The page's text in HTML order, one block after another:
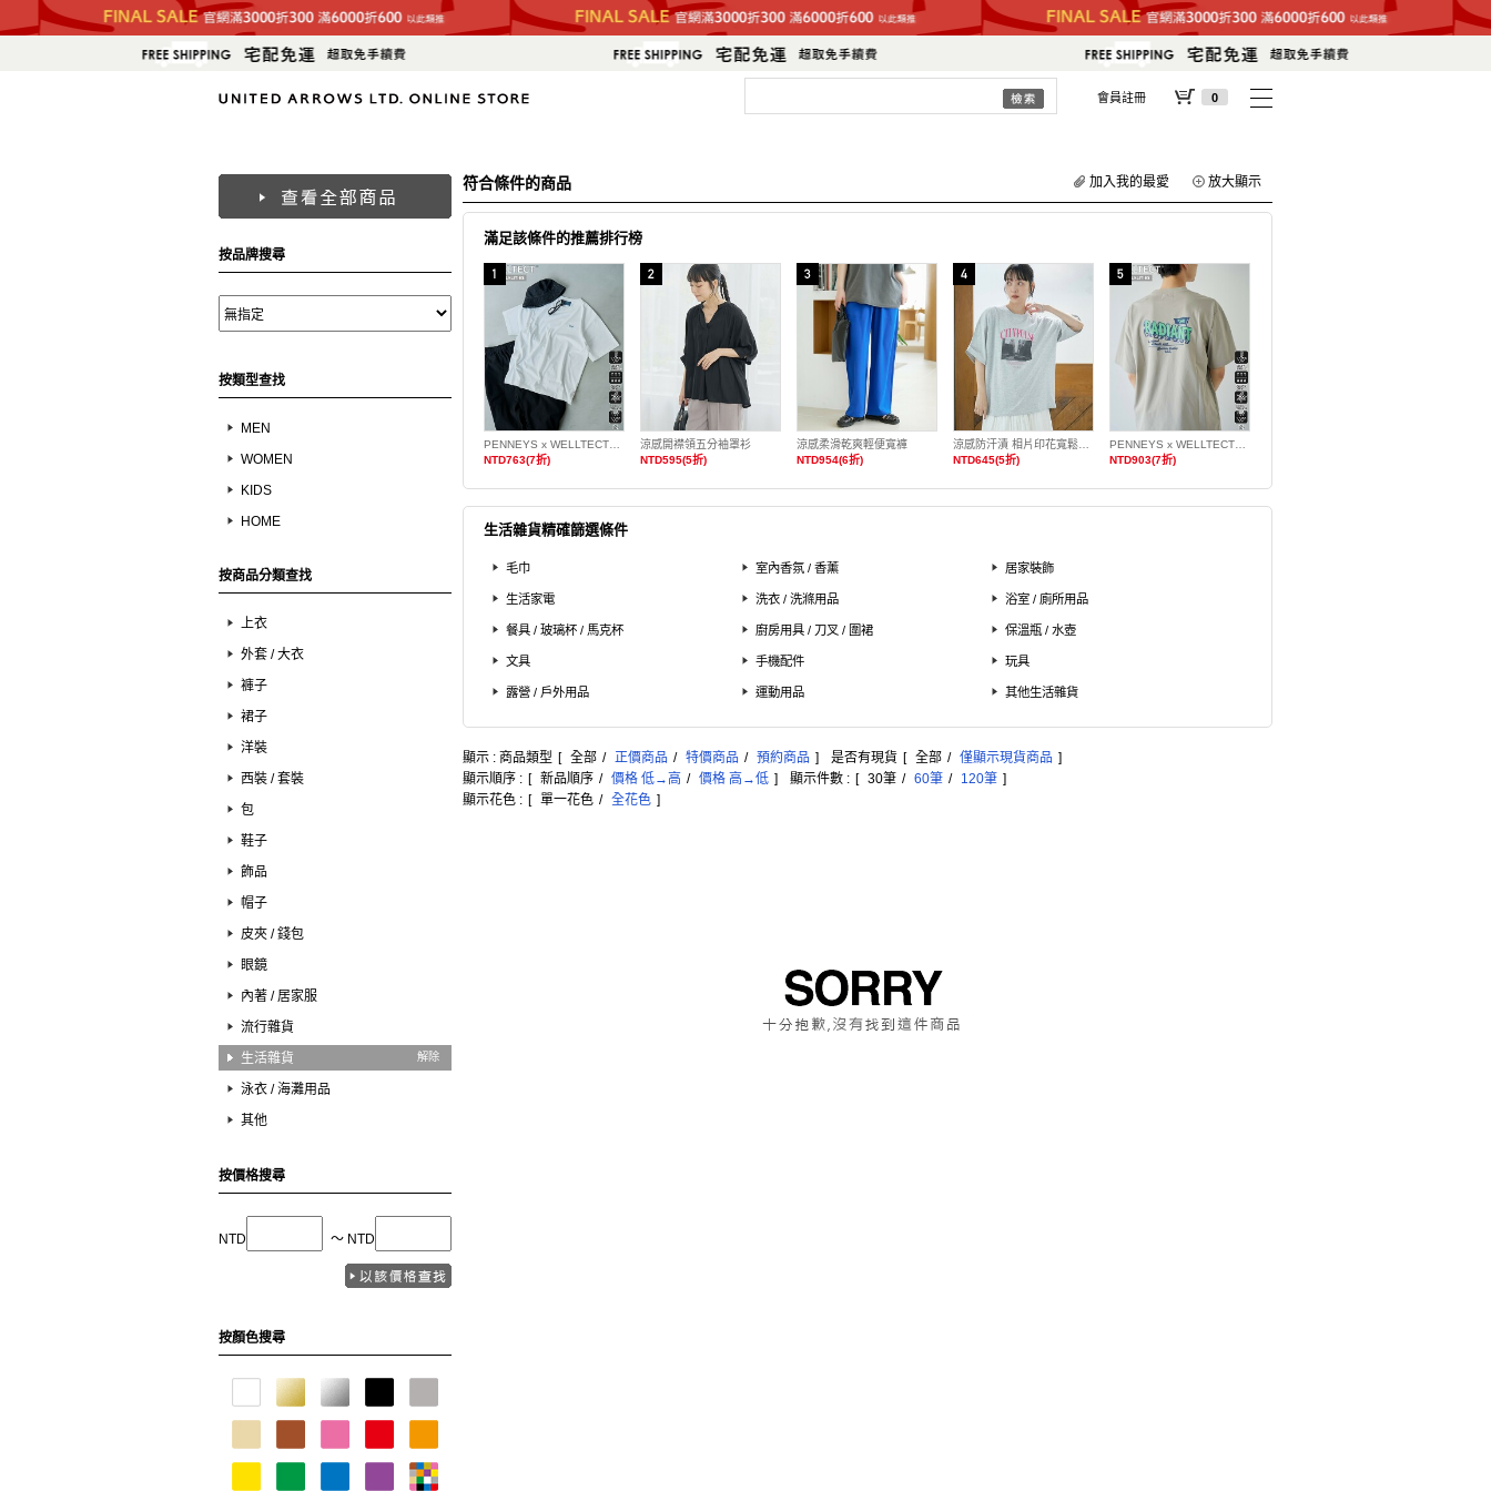
會員註冊 0
按品牌搜尋
按類型查找
MEN
WOMEN
KIDS
HOME
按商品分類查找
上衣
外套 / 大衣
褲子
裙子
洋裝
西裝 / 套裝
包
鞋子
飾品
帽子
皮夾 / 錢包
眼鏡
內著 / 居家服
流行雜貨
生活雜貨
解除
泳衣 / 海灘用品
其他
按價格搜尋
NTD 〜 NTD
按顏色搜尋
符合條件的商品 放大顯示
加入我的最愛
滿足該條件的推薦排行榜
NTD763(7折)
涼感開襟領五分袖罩衫
NTD595(5折)
涼感柔滑乾爽輕便寬褲
NTD954(6折)
NTD645(5折)
NTD903(7折)
生活雜貨精確篩選條件
毛巾 室內香氛 / 香薰 居家裝飾
生活家電 洗衣 / 洗滌用品 浴室 / 廁所用品
餐具 / 玻璃杯 / 馬克杯 廚房用具 / 刀叉 / 圍裙 保溫瓶 / 水壺
文具 手機配件 玩具
露營 / 戶外用品 運動用品 其他生活雜貨
顯示 : 商品類型 [ 全部 / 正價商品 / 特價商品 / 預約商品 ] 是否有現貨 [ 全部 / 僅顯示現貨商品 ]
顯示順序 : [ 新品順序 / 價格 低→高 / 價格 高→低 ] 顯示件數 : [ 30筆 / 60筆 / 120筆 ]
顯示花色 : [ 單一花色 / 全花色 ]